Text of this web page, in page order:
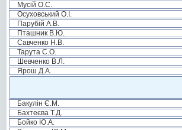
Мусій О.С.
Осуховський О.І.
Парубій А.В.
Пташник В.Ю.
Савченко Н.В.
Тарута С.О.
Шевченко В.Л.
Ярош Д.А.
Бакулін Є.М.
Бахтеєва Т.Д.
Бойко Ю.А.